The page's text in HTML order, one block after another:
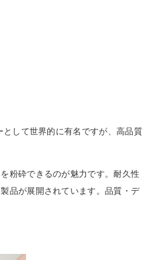
して世界的に有名ですが、高品質
粉砕できるのが魅力です。耐久性
品が展開されています。品質・デ